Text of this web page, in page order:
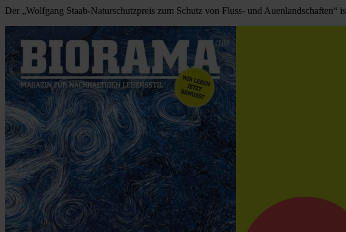
Der „Wolfgang Staab-Naturschutzpreis zum Schutz von Fluss- und Auenlandschaften“